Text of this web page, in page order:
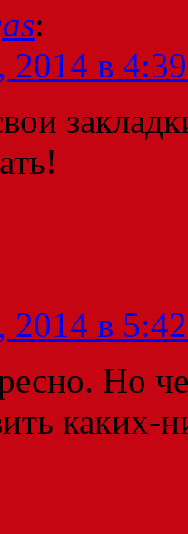
:
2014 в
2014 в
Но
каких-